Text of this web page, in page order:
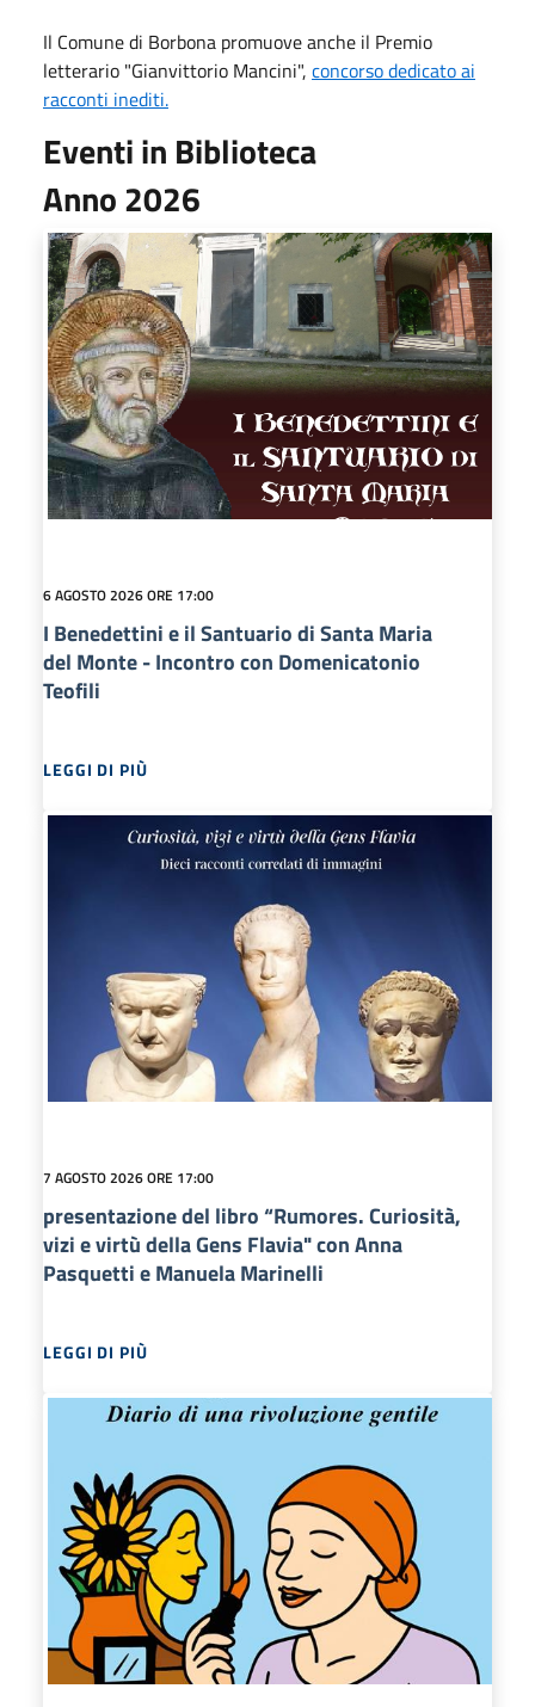
Il Comune di Borbona promuove anche il Premio
letterario "Gianvittorio Mancini", concorso dedicato ai
racconti inediti.
Eventi in Biblioteca
Anno 2026
6 AGOSTO 2026 ORE 17:00
I Benedettini e il Santuario di Santa Maria
del Monte - Incontro con Domenicatonio
Teofili
LEGGI DI PIÙ
7 AGOSTO 2026 ORE 17:00
presentazione del libro “Rumores. Curiosità,
vizi e virtù della Gens Flavia" con Anna
Pasquetti e Manuela Marinelli
LEGGI DI PIÙ